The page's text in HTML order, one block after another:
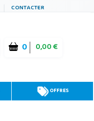
CONTACTER
0 0,00 €
OFFRES